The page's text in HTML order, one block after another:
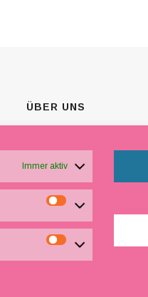
Immer aktiv
ÜBER UNS